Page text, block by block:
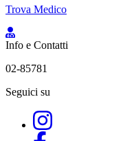
Trova Medico
Info e Contatti
02-85781
Seguici su